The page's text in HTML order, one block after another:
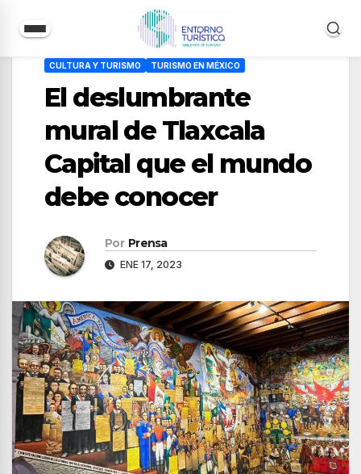
contenido
CULTURA Y TURISMO TURISMO EN MÉXICO
El deslumbrante
mural de Tlaxcala
Capital que el mundo
debe conocer
Por Prensa
ENE 17, 2023